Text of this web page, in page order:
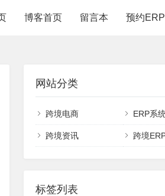
博客首页 留言本 预约
网站分类
跨境电商 ERP系
跨境资讯 跨境
标签列表